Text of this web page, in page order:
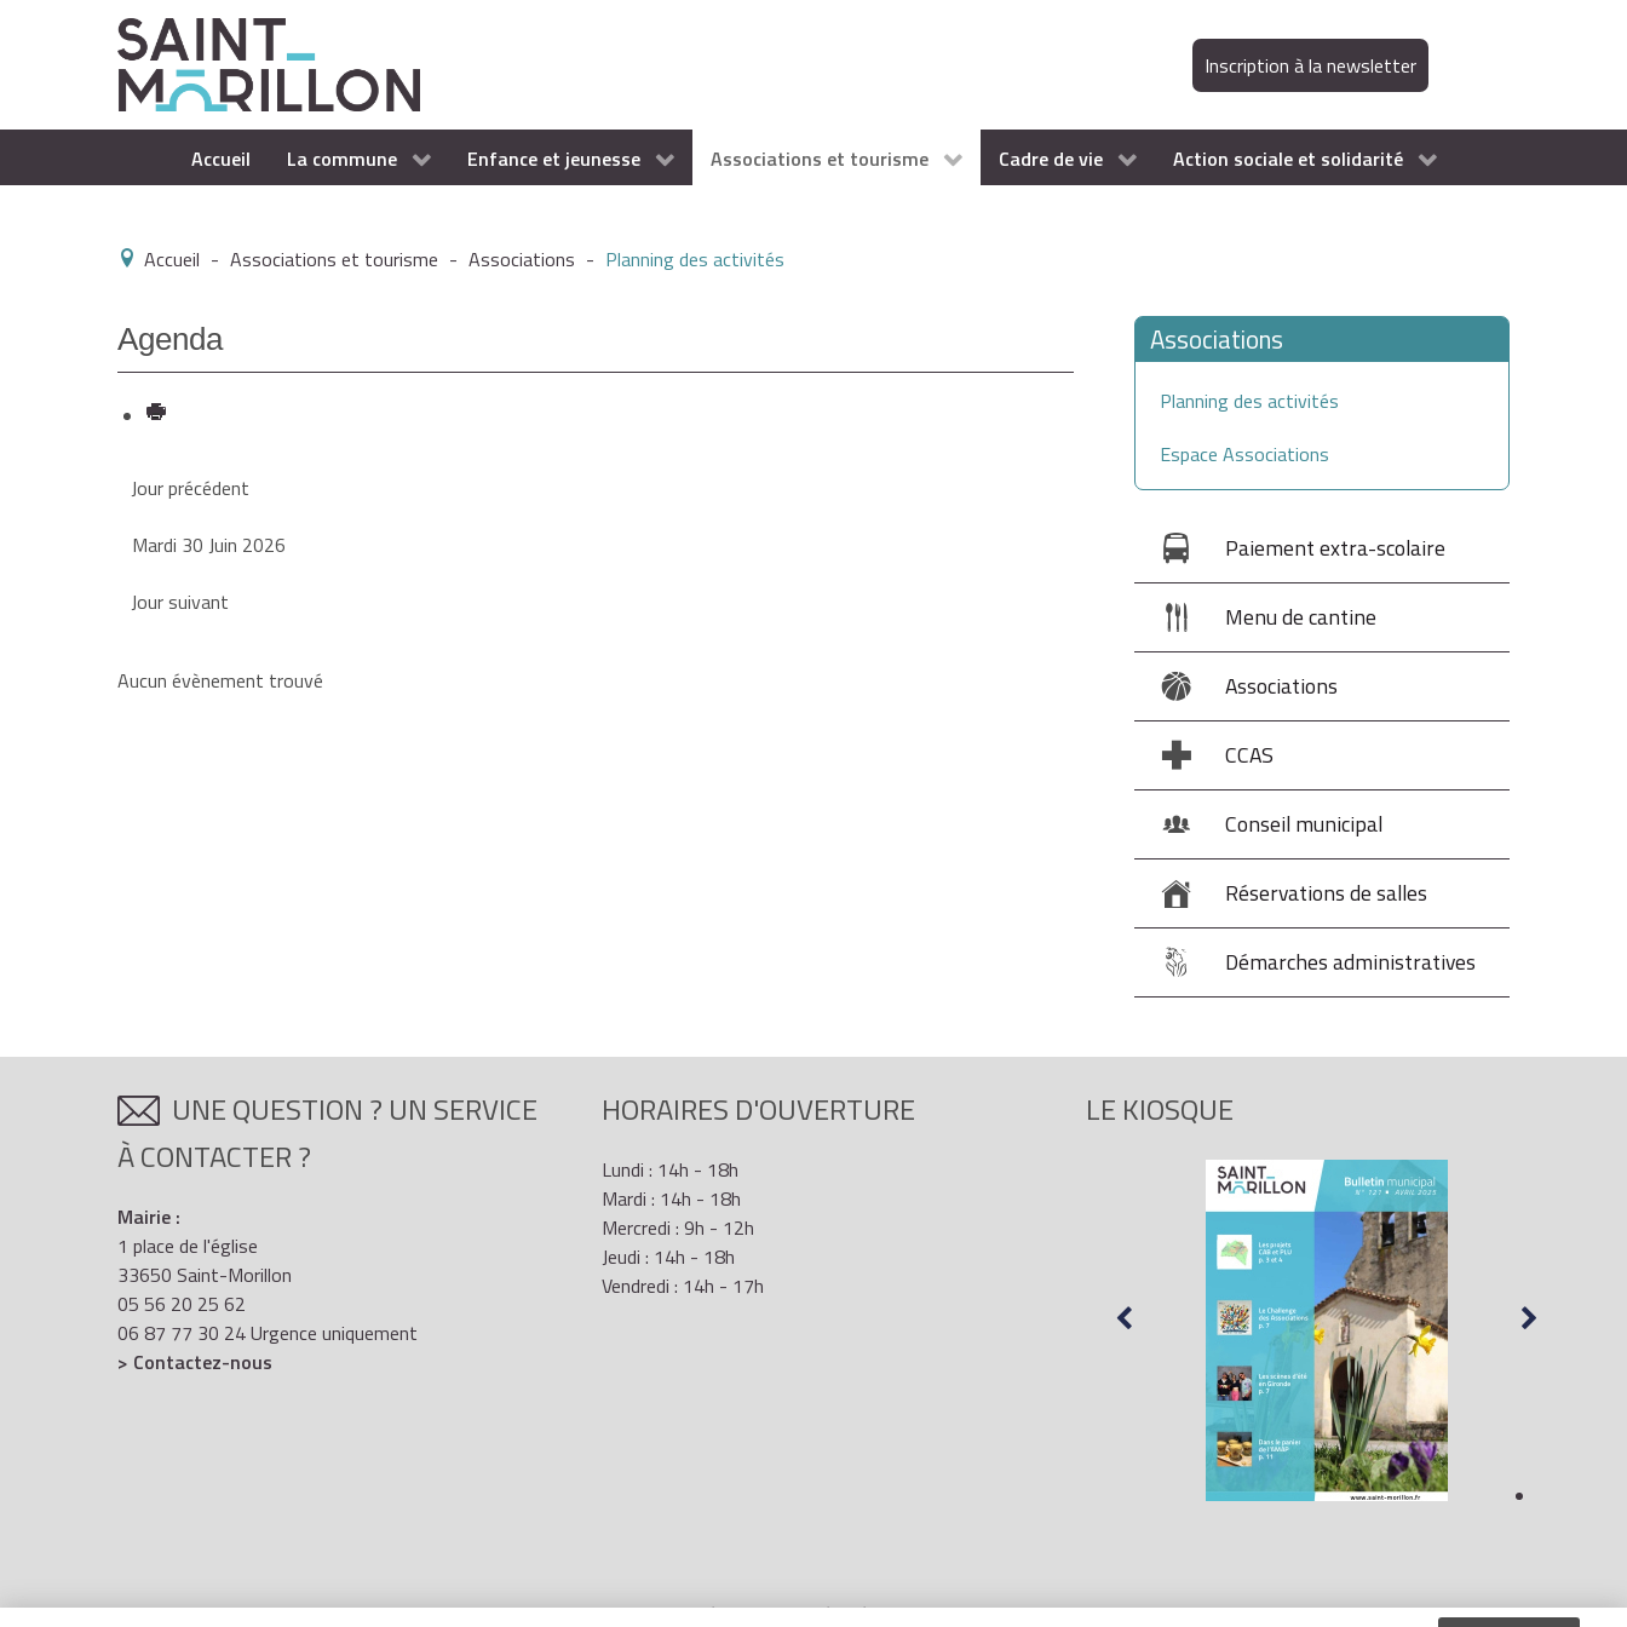
Inscription à la newsletter
Accueil La commune Enfance et jeunesse Associations et tourisme Cadre de vie Action sociale et solidarité
Accueil - Associations et tourisme - Associations - Planning des activités
Agenda
Jour précédent
Mardi 30 Juin 2026
Jour suivant
Aucun évènement trouvé
Associations
Planning des activités
Espace Associations
Paiement extra-scolaire
Menu de cantine
Associations
CCAS
Conseil municipal
Réservations de salles
Démarches administratives
UNE QUESTION ? UN SERVICE
À CONTACTER ?
Mairie :
1 place de l'église
33650 Saint-Morillon
05 56 20 25 62
06 87 77 30 24 Urgence uniquement
> Contactez-nous
HORAIRES D'OUVERTURE
Lundi : 14h - 18h
Mardi : 14h - 18h
Mercredi : 9h - 12h
Jeudi : 14h - 18h
Vendredi : 14h - 17h
LE KIOSQUE
Mentions Légales- Site réalisé parLR Marketing